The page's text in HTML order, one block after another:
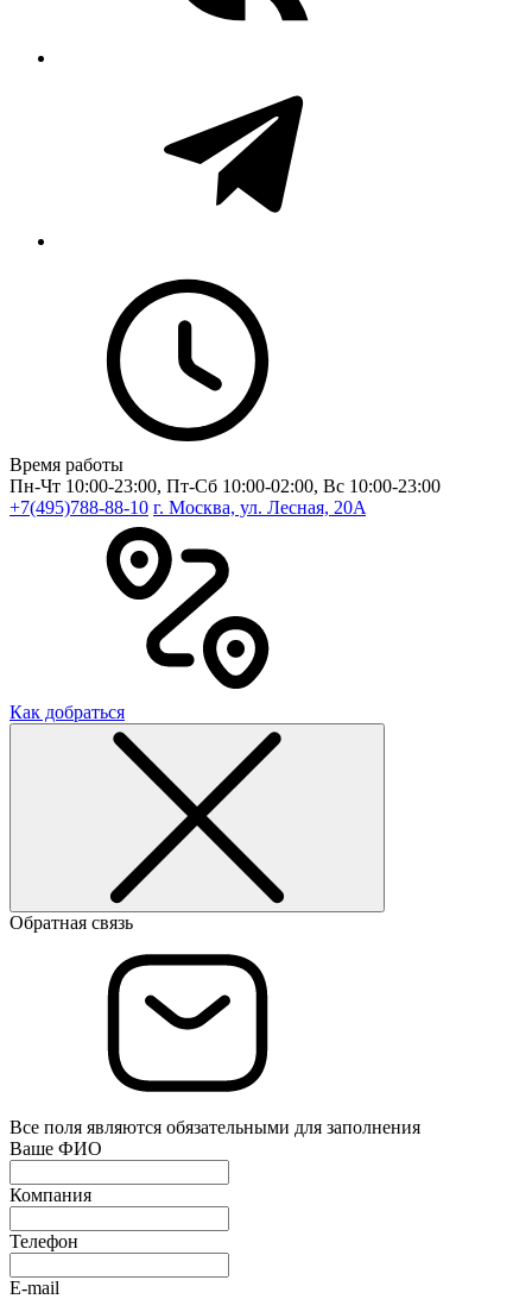
Время работы
Пн-Чт 10:00-23:00, Пт-Сб 10:00-02:00, Вс 10:00-23:00
+7(495)788-88-10 г. Москва, ул. Лесная, 20A
Как добраться
Обратная связь
Все поля являются обязательными для заполнения
Ваше ФИО
Компания
Телефон
E-mail